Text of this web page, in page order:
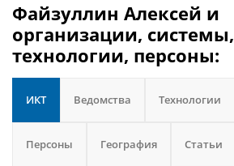
Файзуллин Алексей и
организации, системы,
технологии, персоны:
ИКТ Ведомства Технологии
Персоны География Статьи